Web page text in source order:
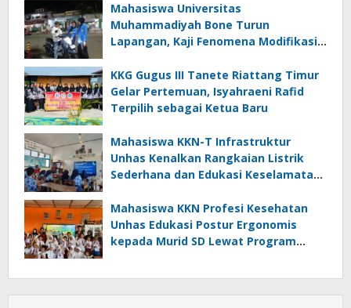
Mahasiswa Universitas
Muhammadiyah Bone Turun
Lapangan, Kaji Fenomena Modifikasi
FOTOFOBIA
KKG Gugus III Tanete Riattang Timur
Gelar Pertemuan, Isyahraeni Rafid
Terpilih sebagai Ketua Baru
Mahasiswa KKN-T Infrastruktur
Unhas Kenalkan Rangkaian Listrik
Sederhana dan Edukasi Keselamatan
Langkeang
Mahasiswa KKN Profesi Kesehatan
Unhas Edukasi Postur Ergonomis
kepada Murid SD Lewat Program